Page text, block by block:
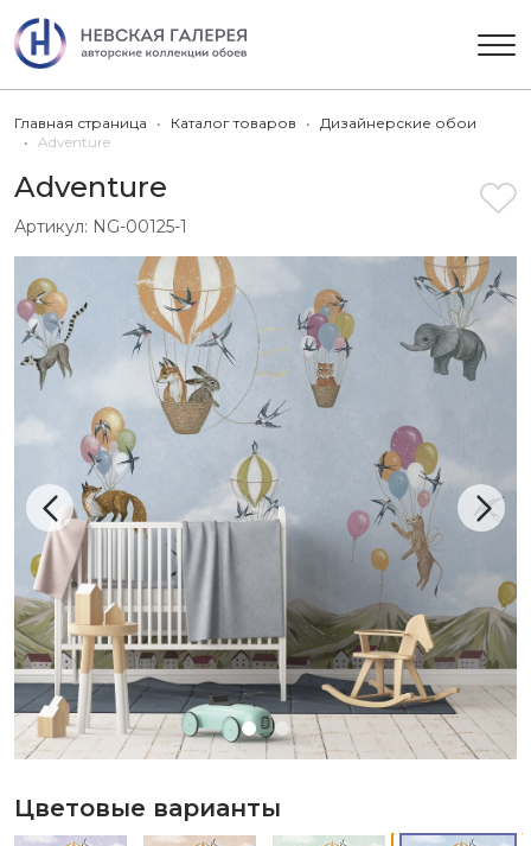
Главная страница Каталог товаров
Дизайнерские обои
Adventure
Adventure
Артикул: NG-00125-1
Цветовые варианты